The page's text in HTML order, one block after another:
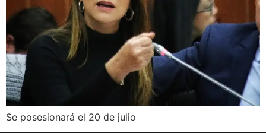
Se posesionará el 20 de julio